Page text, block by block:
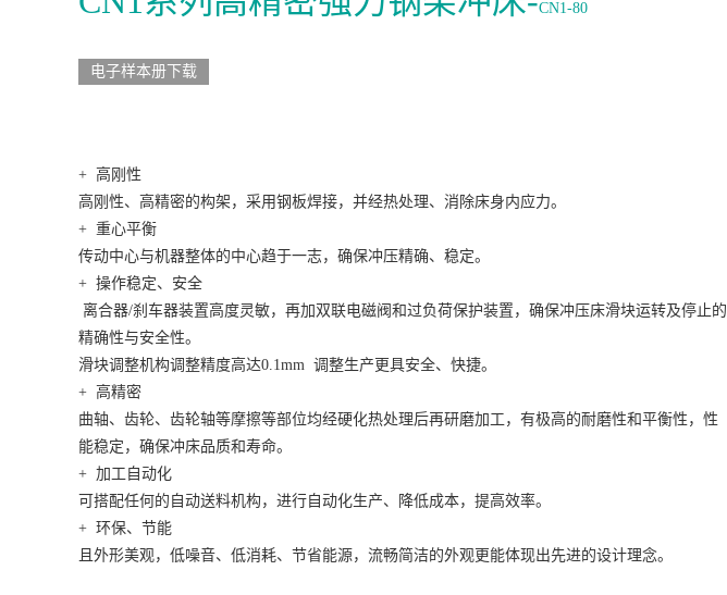
CN1-80
电子样本册下载
+ 高刚性
高刚性、高精密的构架，采用钢板焊接，并经热处理、消除床身内应力。
+ 重心平衡
传动中心与机器整体的中心趋于一志，确保冲压精确、稳定。
+ 操作稳定、安全
离合器/刹车器装置高度灵敏，再加双联电磁阀和过负荷保护装置，确保冲压床滑块运转及停止的
精确性与安全性。
滑块调整机构调整精度高达0.1mm 调整生产更具安全、快捷。
+ 高精密
曲轴、齿轮、齿轮轴等摩擦等部位均经硬化热处理后再研磨加工，有极高的耐磨性和平衡性，性
能稳定，确保冲床品质和寿命。
+ 加工自动化
可搭配任何的自动送料机构，进行自动化生产、降低成本，提高效率。
+ 环保、节能
且外形美观，低噪音、低消耗、节省能源，流畅简洁的外观更能体现出先进的设计理念。